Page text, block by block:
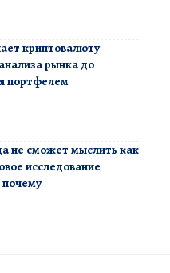
криптовалюту
рынка до
портфелем
не сможет мыслить как
исследование
почему